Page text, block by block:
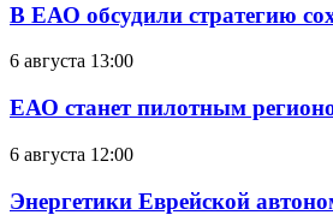
В ЕАО обсудили стратегию
6 августа 13:00
ЕАО станет пилотным
6 августа 12:00
Энергетики Еврейской